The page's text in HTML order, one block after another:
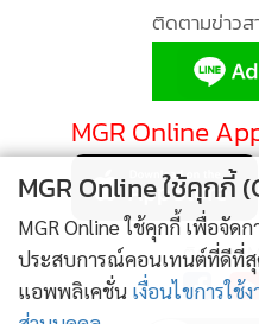
ติดตามข่าวส
MGR Online
ติดตาม
MGR Online ใช้คุกกี้
MGR Online ใช้คุกกี้ เพื่อจัด
ประสบการณ์คอนเทนต์ที่ดีที่
แอพพลิเคชั่น เงื่อนไขการใช้